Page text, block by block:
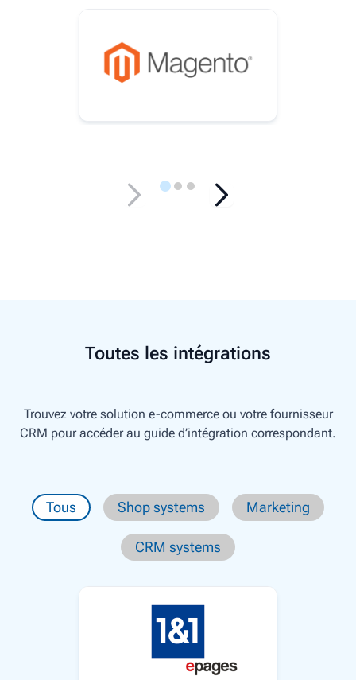
Toutes les intégrations
Trouvez votre solution e-commerce ou votre fournisseur
CRM pour accéder au guide d’intégration correspondant.
Tous Shop systems Marketing
CRM systems